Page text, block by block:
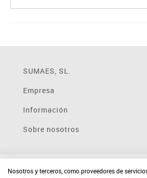
SUMAES, SL.
Empresa
Información
Sobre nosotros
Nosotros y terceros, como proveedores de